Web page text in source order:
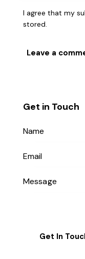
I agree that my
stored.
Get in Touch